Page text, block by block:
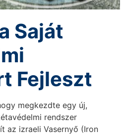
Saját
Fejleszt
megkezdte egy új,
rendszer
az izraeli Vasernyő (Iron